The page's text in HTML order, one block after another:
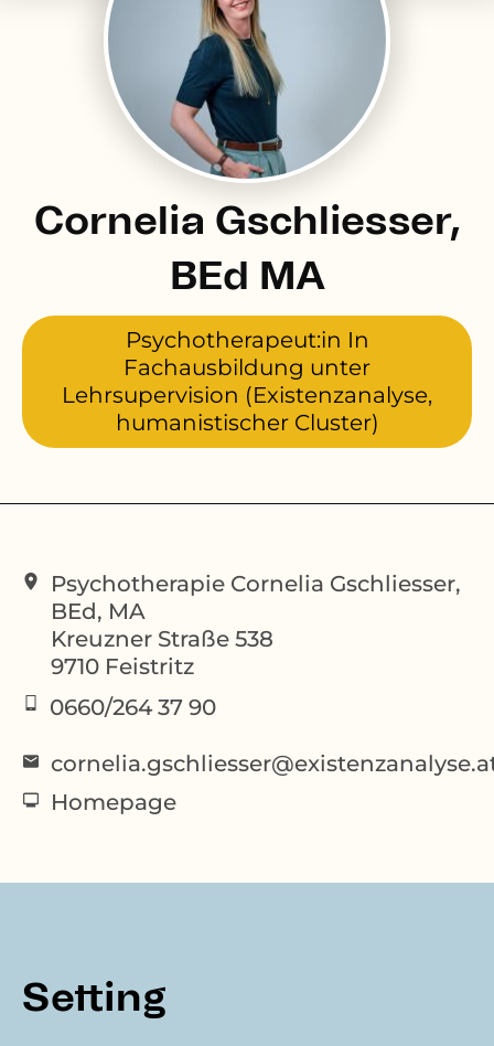
Cornelia Gschliesser,
BEd MA
Psychotherapeut:in In
Fachausbildung unter
Lehrsupervision (Existenzanalyse,
humanistischer Cluster)
Psychotherapie Cornelia Gschliesser,
BEd, MA
Kreuzner Straße 538
9710 Feistritz
0660/264 37 90
Homepage
Setting